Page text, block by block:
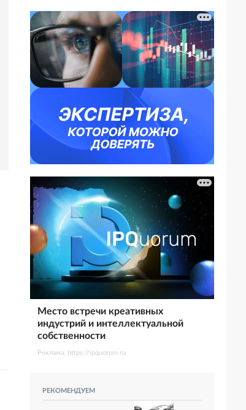
Место встречи креативных
индустрий и интеллектуальной
собственности
Реклама. https://ipquorum.ru
РЕКОМЕНДУЕМ